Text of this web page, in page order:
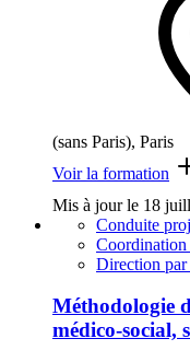
(sans Paris), Paris
Voir la formation
Mis à jour le 18
Conduite
Coordination
Direction
Méthodologie
médico-social,